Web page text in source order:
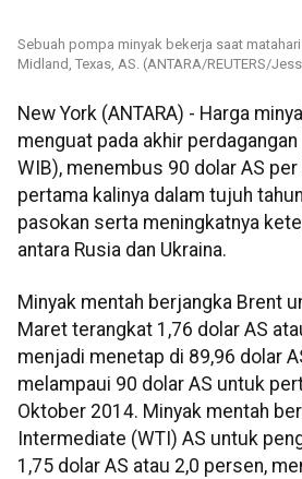
Sebuah pompa minyak bekerja saat
Midland, Texas, AS. (ANTARA/REUTERS/
New York (ANTARA) - Harga
menguat pada akhir
WIB), menembus 90 dolar AS
pertama kalinya dalam tujuh
pasokan serta meningkatnya
antara Rusia dan Ukraina.
Minyak mentah berjangka Brent
Maret terangkat 1,76 dolar AS
menjadi menetap di 89,96 dolar
melampaui 90 dolar AS untuk
Oktober 2014. Minyak mentah
Intermediate (WTI) AS untuk
1,75 dolar AS atau 2,0 persen,